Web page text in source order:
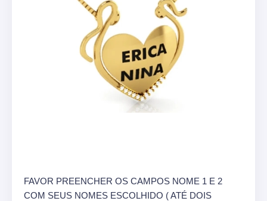
FAVOR PREENCHER OS CAMPOS NOME 1 E 2
COM SEUS NOMES ESCOLHIDO ( ATÉ DOIS